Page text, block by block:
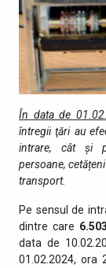
În data de
întregii ţări au
intrare, cât şi
persoane,
transport.
Pe sensul de
dintre care
data de
01.02.2024, ora